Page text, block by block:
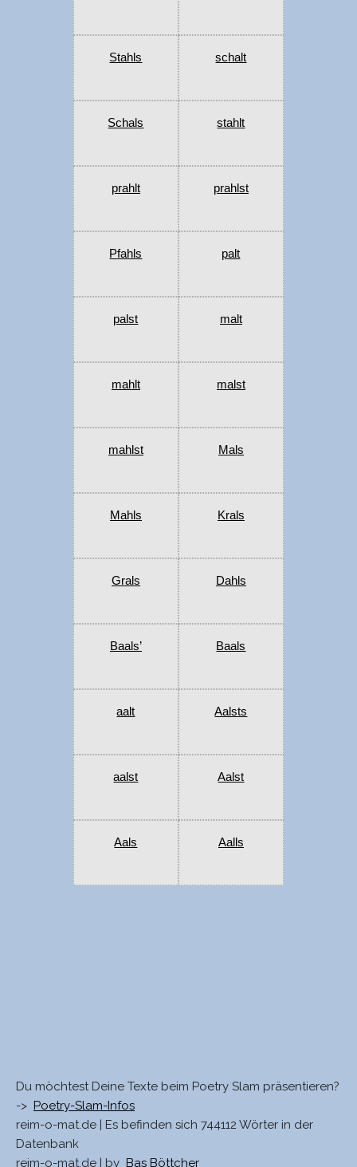
Stahls schalt
Schals stahlt
prahlt prahlst
Pfahls palt
palst malt
mahlt malst
mahlst Mals
Mahls Krals
Grals Dahls
Baals’ Baals
aalt Aalsts
aalst Aalst
Aals Aalls
Du möchtest Deine Texte beim Poetry Slam präsentieren?
-> Poetry-Slam-Infos
reim-o-mat.de | Es befinden sich 744112 Wörter in der
Datenbank
reim-o-mat.de | by Bas Böttcher